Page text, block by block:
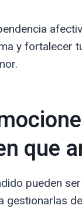
y fortalecer
que
pueden